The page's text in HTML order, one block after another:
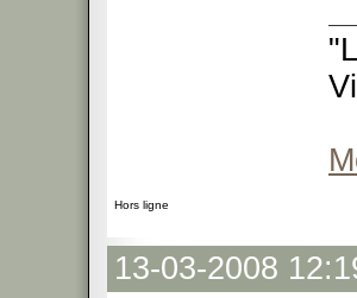
Hors ligne
13-03-2008